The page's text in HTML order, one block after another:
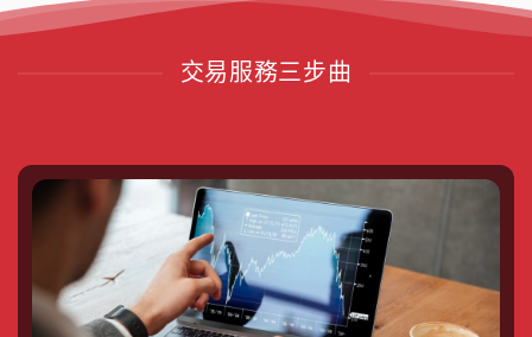
交易服務三步曲